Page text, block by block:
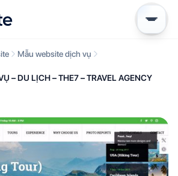
Mẫu website dịch vụ
– DU LỊCH – THE7 – TRAVEL AGENCY